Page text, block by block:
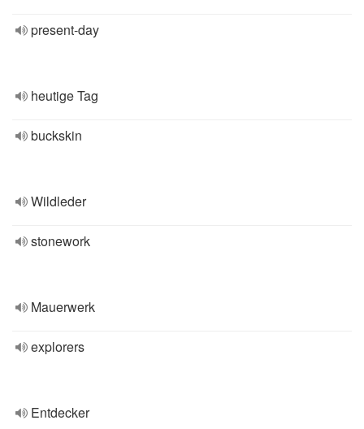
present-day
heutige Tag
buckskin
Wildleder
stonework
Mauerwerk
explorers
Entdecker